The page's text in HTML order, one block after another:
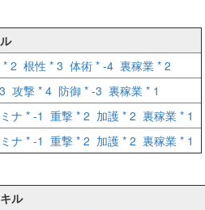
2 根性 * 3 体術 * -4 裏稼業 * 2
攻撃 * 4 防御 * -3 裏稼業 * 1
ナ * -1 重撃 * 2 加護 * 2 裏稼業 * 1
ナ * -1 重撃 * 2 加護 * 2 裏稼業 * 1
ル